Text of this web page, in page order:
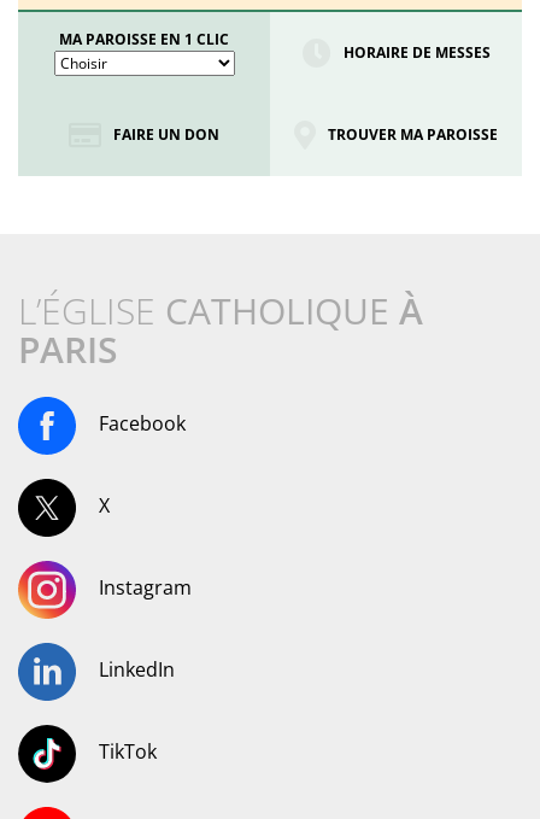
MA PAROISSE EN 1 CLIC
HORAIRE DE MESSES
FAIRE UN DON TROUVER MA PAROISSE
L’ÉGLISE CATHOLIQUE À
PARIS
Facebook
X
Instagram
LinkedIn
TikTok